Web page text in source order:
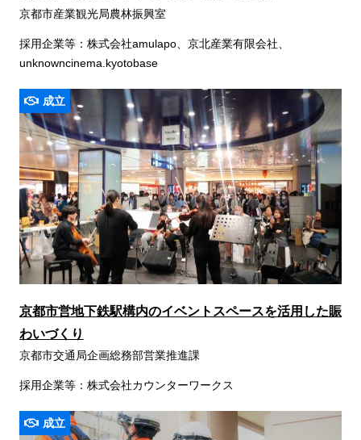
京都市産業観光局農林振興室
採用企業等：株式会社amulapo、京北産業有限会社、
unknowncinema.kyotobase
成立
京都市営地下鉄駅構内のイベントスペースを活用した賑
わいづくり
京都市交通局企画総務部営業推進課
採用企業等：株式会社カウンターワークス
成立